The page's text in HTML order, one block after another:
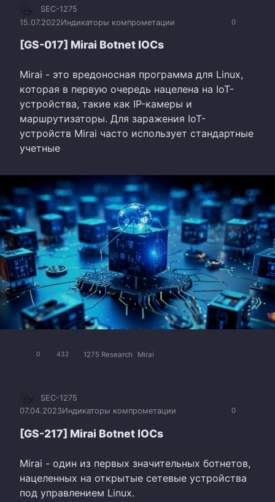
0
SEC-1275
15.07.2022Индикаторы компрометации
[GS-017] Mirai Botnet IOCs
Mirai - это вредоносная программа для Linux,
которая в первую очередь нацелена на IoT-
устройства, такие как IP-камеры и
маршрутизаторы. Для заражения IoT-
устройств Mirai часто использует стандартные
учетные
0 432 1275 Research Mirai
0
SEC-1275
07.04.2023Индикаторы компрометации
[GS-217] Mirai Botnet IOCs
Mirai - один из первых значительных ботнетов,
нацеленных на открытые сетевые устройства
под управлением Linux.